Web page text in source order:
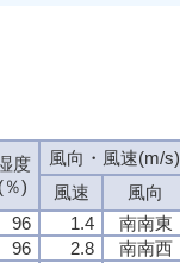
度
(％)
風向・風速(m/s)
風速 風向
96 1.4 南南東
96 2.8 南南西